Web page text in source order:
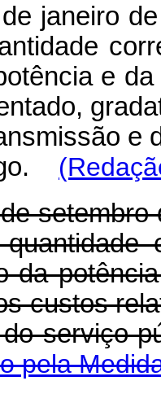
de janeiro
e
e
da
custos
serviço
pela